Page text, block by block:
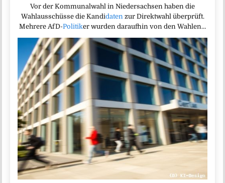
Vor der Kommunalwahl in Niedersachsen haben die
Wahlausschüsse die Kandidaten zur Direktwahl überprüft.
Mehrere AfD-Politiker wurden daraufhin von den Wahlen…